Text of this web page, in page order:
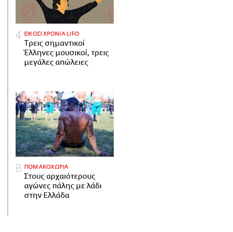
ΕΙΚΟΣΙ ΧΡΟΝΙΑ LIFO
Tρεις σημαντικοί
Έλληνες μουσικοί, τρεις
μεγάλες απώλειες
ΠΟΜΑΚΟΧΩΡΙΑ
Στους αρχαιότερους
αγώνες πάλης με λάδι
στην Ελλάδα